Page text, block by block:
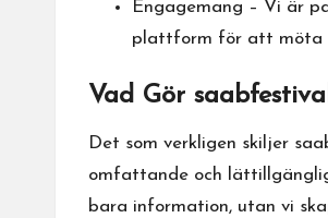
Engagemang – Vi är
plattform för att möta
Vad Gör
Det som verkligen skiljer
omfattande och
bara information, utan vi